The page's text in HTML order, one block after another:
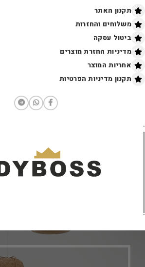
תקנון האתר
משלוחים והחזרות
ביטול עסקה
מדיניות החזרת מוצרים
אחריות המוצר
תקנון מדיניות הפרטיות